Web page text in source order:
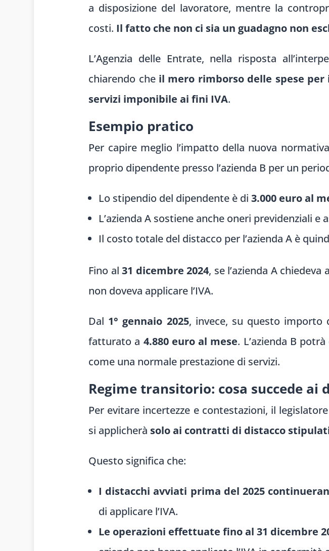
a disposizione del lavoratore, mentre la
costi. Il fatto che non ci sia un guadagno non
L’Agenzia delle Entrate, nella risposta
chiarendo che il mero rimborso delle spese
servizi imponibile ai fini IVA.
Esempio pratico
Per capire meglio l’impatto della nuova
proprio dipendente presso l’azienda B per un
Lo stipendio del dipendente è di3.000 euro al
L’azienda A sostiene anche oneri previdenziali e
Il costo totale del distacco per l’azienda A è
Fino al31 dicembre 2024, se l’azienda A
non doveva applicare l’IVA.
Dal 1° gennaio 2025, invece, su questo importo
fatturato a 4.880 euro al mese. L’azienda B
come una normale prestazione di servizi.
Regime transitorio: cosa succede ai
Per evitare incertezze e contestazioni, il
si applicherà solo ai contratti di distacco
Questo significa che:
I distacchi avviati prima del 2025
di applicare l’IVA.
Le operazioni effettuate fino al 31 dicembre